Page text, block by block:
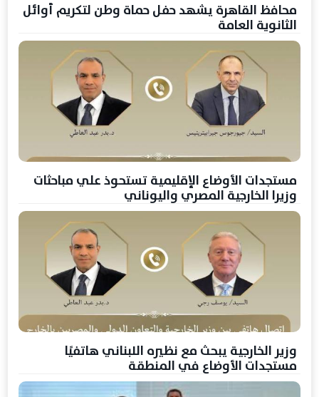
محافظ القاهرة يشهد حفل حماة وطن لتكريم أوائل
الثانوية العامة
مستجدات الأوضاع الإقليمية تستحوذ علي مباحثات
وزيرا الخارجية المصري واليوناني
وزير الخارجية يبحث مع نظيره اللبناني هاتفيًا
مستجدات الأوضاع في المنطقة